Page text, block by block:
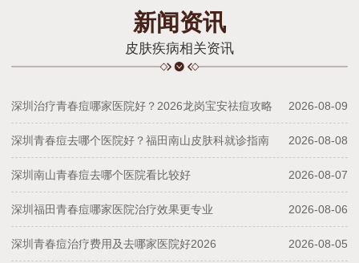
新闻资讯
皮肤疾病相关资讯
深圳治疗青春痘哪家医院好？2026龙岗宝安祛痘攻略 2026-08-09
深圳青春痘去哪个医院好？福田南山皮肤科就诊指南 2026-08-08
深圳南山青春痘去哪个医院看比较好 2026-08-07
深圳福田青春痘哪家医院治疗效果更专业 2026-08-06
深圳青春痘治疗费用及去哪家医院好2026 2026-08-05